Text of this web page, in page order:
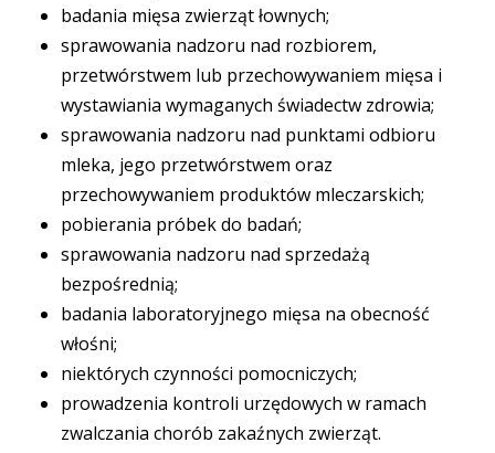
badania mięsa zwierząt łownych;
sprawowania nadzoru nad rozbiorem,
przetwórstwem lub przechowywaniem mięsa i
wystawiania wymaganych świadectw zdrowia;
sprawowania nadzoru nad punktami odbioru
mleka, jego przetwórstwem oraz
przechowywaniem produktów mleczarskich;
pobierania próbek do badań;
sprawowania nadzoru nad sprzedażą
bezpośrednią;
badania laboratoryjnego mięsa na obecność
włośni;
niektórych czynności pomocniczych;
prowadzenia kontroli urzędowych w ramach
zwalczania chorób zakaźnych zwierząt.